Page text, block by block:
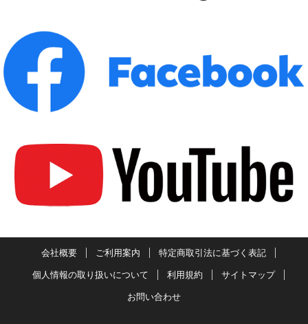
会社概要 ご利用案内 特定商取引法に基づく表記
個人情報の取り扱いについて 利用規約 サイトマップ
お問い合わせ